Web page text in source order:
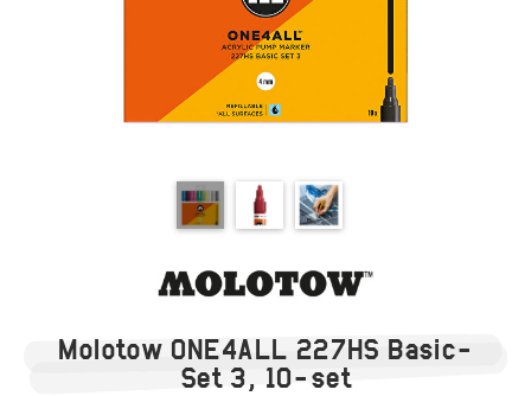
Molotow ONE4ALL 227HS Basic-
Set 3, 10-set